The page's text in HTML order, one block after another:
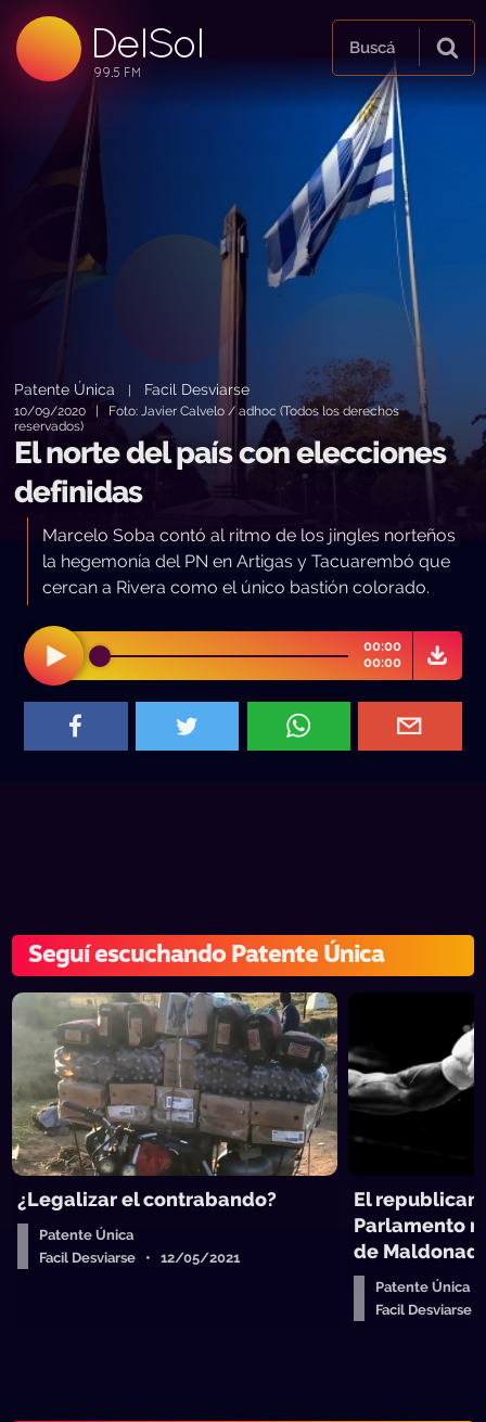
DelSol
99.5 FM
99.5 FM
99.5 FM
Buscá
Patente Única Facil Desviarse
10/09/2020 | Foto: Javier Calvelo / adhoc (Todos los derechos
reservados)
El norte del país con elecciones
definidas
Marcelo Soba contó al ritmo de los jingles norteños
la hegemonía del PN en Artigas y Tacuarembó que
cercan a Rivera como el único bastión colorado.
00:00
00:00
Seguí escuchando Patente Única
¿Legalizar el contrabando?
Patente Única
Facil Desviarse • 12/05/2021
El
Parlamento
de
Patente Única
Facil